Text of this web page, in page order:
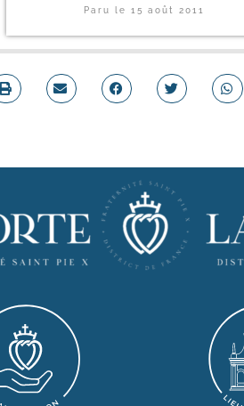
Paru le 15 août 2011